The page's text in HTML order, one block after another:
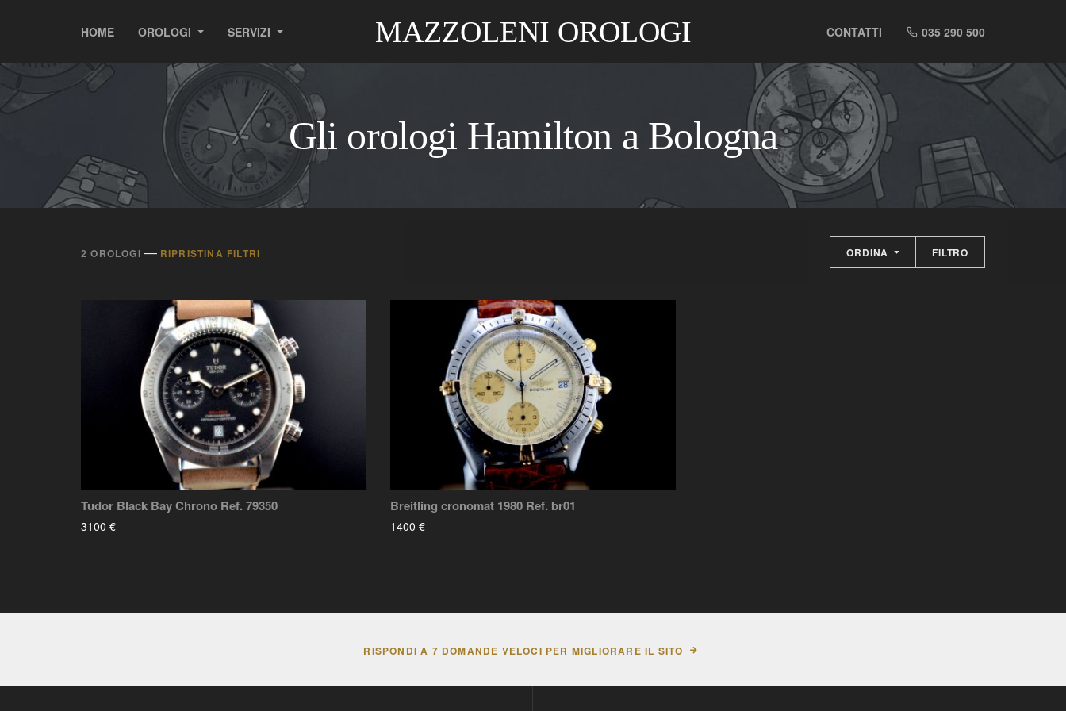
MAZZOLENI OROLOGI
HOME OROLOGI SERVIZI CONTATTI 035 290 500
Gli orologi Hamilton a Bologna
2 OROLOGI — RIPRISTINA FILTRI ORDINA FILTRO
Tudor Black Bay Chrono Ref. 79350
3100 €
Breitling cronomat 1980 Ref. br01
1400 €
RISPONDI A 7 DOMANDE VELOCI PER MIGLIORARE IL SITO